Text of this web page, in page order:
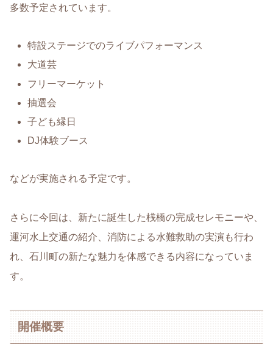
多数予定されています。
特設ステージでのライブパフォーマンス
大道芸
フリーマーケット
抽選会
子ども縁日
DJ体験ブース
などが実施される予定です。
さらに今回は、新たに誕生した桟橋の完成セレモニーや、
運河水上交通の紹介、消防による水難救助の実演も行わ
れ、石川町の新たな魅力を体感できる内容になっていま
す。
開催概要